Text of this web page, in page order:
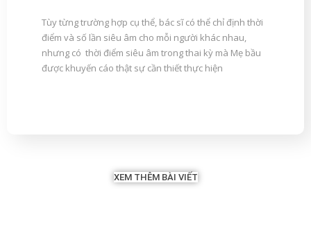
Tùy từng trường hợp cụ thể, bác sĩ có thể chỉ định thời
điểm và số lần siêu âm cho mỗi người khác nhau,
nhưng có thời điểm siêu âm trong thai kỳ mà Mẹ bầu
được khuyến cáo thật sự cần thiết thực hiện
XEM THÊM BÀI VIẾT